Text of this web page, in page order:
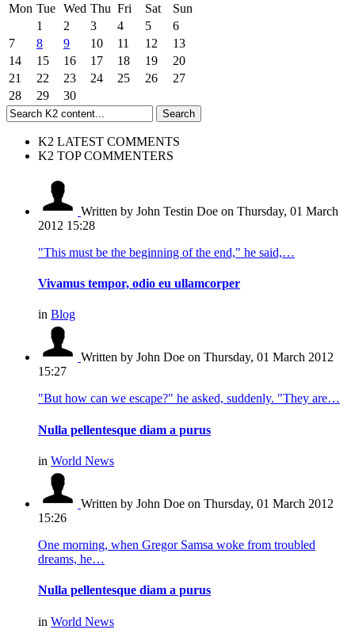
Mon Tue Wed Thu Fri Sat
Sun
1
2 3 4 5
6
7
8 9 10 11 12
13
14
15 16 17 18 19
20
21
22 23 24 25 26
27
28
29 30
K2 LATEST COMMENTS
K2 TOP COMMENTERS
Written by John Testin Doe on Thursday, 01 March
2012 15:28
"This must be the beginning of the end," he said,…
Vivamus tempor, odio eu ullamcorper
in Blog
Written by John Doe on Thursday, 01 March 2012
15:27
"But how can we escape?" he asked, suddenly. "They are…
Nulla pellentesque diam a purus
in World News
Written by John Doe on Thursday, 01 March 2012
15:26
One morning, when Gregor Samsa woke from troubled
dreams, he…
Nulla pellentesque diam a purus
in World News